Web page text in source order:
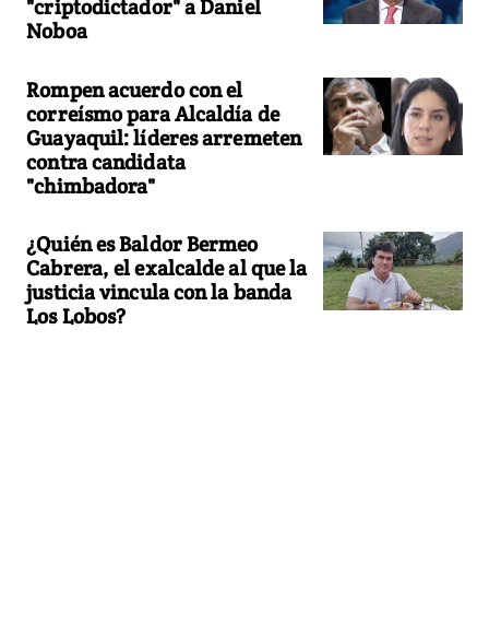
"criptodictador" a Daniel
Noboa
Rompen acuerdo con el
correísmo para Alcaldía de
Guayaquil: líderes arremeten
contra candidata
"chimbadora"
¿Quién es Baldor Bermeo
Cabrera, el exalcalde al que la
justicia vincula con la banda
Los Lobos?